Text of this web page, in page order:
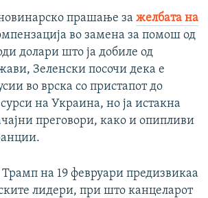
прашање за желбата на
во замена за помош од
долари што ја добиле од
Зеленски посочи дека е
во врска со пристапот до
на Украина, но ја истакна
преговори, како и опипливи
на 19 февруари предизвикаа
лидери, при што канцеларот